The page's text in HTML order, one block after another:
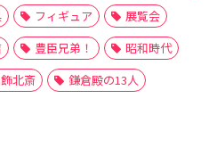
フィギュア
展覧会
豊臣兄弟！
昭和時代
北斎 鎌倉殿の13人